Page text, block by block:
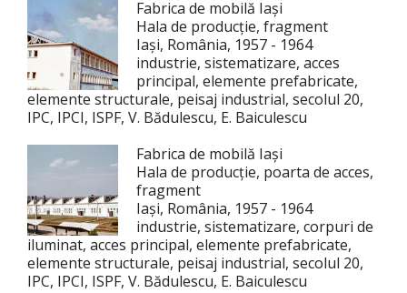
Fabrica de mobilă Iași
Hala de producție, fragment
Iași, România, 1957 - 1964
industrie, sistematizare, acces
principal, elemente prefabricate,
elemente structurale, peisaj industrial, secolul 20,
IPC, IPCI, ISPF, V. Bădulescu, E. Baiculescu
Fabrica de mobilă Iași
Hala de producție, poarta de acces,
fragment
Iași, România, 1957 - 1964
industrie, sistematizare, corpuri de
iluminat, acces principal, elemente prefabricate,
elemente structurale, peisaj industrial, secolul 20,
IPC, IPCI, ISPF, V. Bădulescu, E. Baiculescu